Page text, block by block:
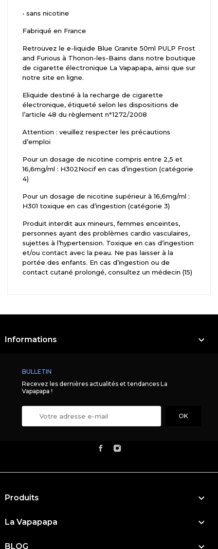
• sans nicotine
Fabriqué en France
Retrouvez le e-liquide Blue Granite 50ml PULP Frost
and Furious à Thonon-les-Bains dans notre boutique
de cigarette électronique La Vapapapa, ainsi que sur
notre site en ligne.
Eliquide destiné à la recharge de cigarette
électronique, étiqueté selon les dispositions de
l’article 48 du règlement n°1272/2008
Attention : veuillez respecter les précautions
d’emploi
Pour un dosage de nicotine compris entre 2,5 et
16,6mg/ml : H302Nocif en cas d’ingestion (catégorie
4)
Pour un dosage de nicotine supérieur à 16,6mg/ml :
H301 toxique en cas d’ingestion (catégorie 3)
Produit interdit aux mineurs, femmes enceintes,
personnes ayant des problèmes cardio vasculaires,
sujettes à l’hypertension. Toxique en cas d’ingestion
et/ou contact avec la peau. Ne pas laisser à la
portée des enfants. En cas d’ingestion ou de
contact cutané prolongé, consultez un médecin (15)
Informations 
BULLETIN
Recevez les dernières actualités et tendances La
Vapapapa !
Produits 
La Vapapapa 
BLOG